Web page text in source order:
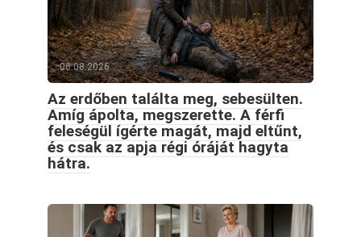
06.08.2026
Az erdőben találta meg, sebesülten.
Amíg ápolta, megszerette. A férfi
feleségül ígérte magát, majd eltűnt,
és csak az apja régi óráját hagyta
hátra.